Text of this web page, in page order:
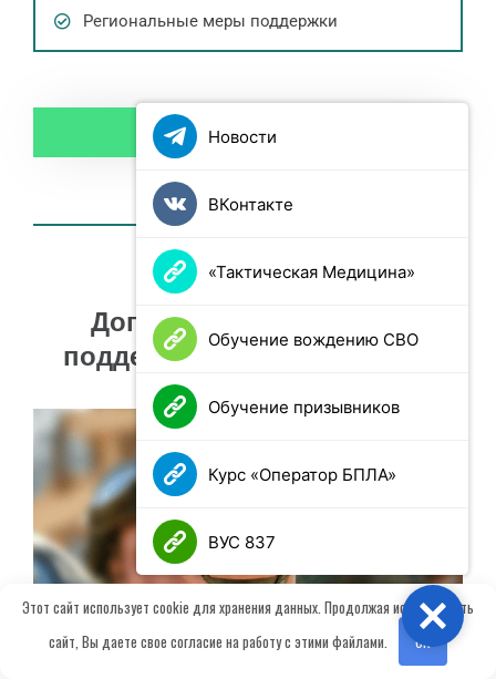
Региональные меры поддержки
ЗАПИСАТЬСЯ
Дополнительные меры
поддержки участников СВО
Этот сайт использует cookie для хранения данных. Продолжая использовать
сайт, Вы даете свое согласие на работу с этими файлами.
OK
Новости
ВКонтакте
«Тактическая Медицина»
Обучение вождению СВО
Обучение призывников
Курс «Оператор БПЛА»
ВУС 837
Close